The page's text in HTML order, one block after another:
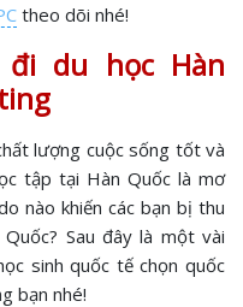
theo dõi nhé!
du học Hàn
lượng cuộc sống tốt và
tập tại Hàn Quốc là mơ
nào khiến các bạn bị thu
Sau đây là một vài
sinh quốc tế chọn quốc
bạn nhé!